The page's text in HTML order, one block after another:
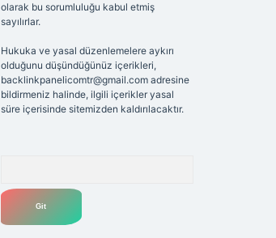
olarak bu sorumluluğu kabul etmiş
sayılırlar.
Hukuka ve yasal düzenlemelere aykırı
olduğunu düşündüğünüz içerikleri,
backlinkpanelicomtr@gmail.comadresine
bildirmeniz halinde, ilgili içerikler yasal
süre içerisinde sitemizden kaldırılacaktır.